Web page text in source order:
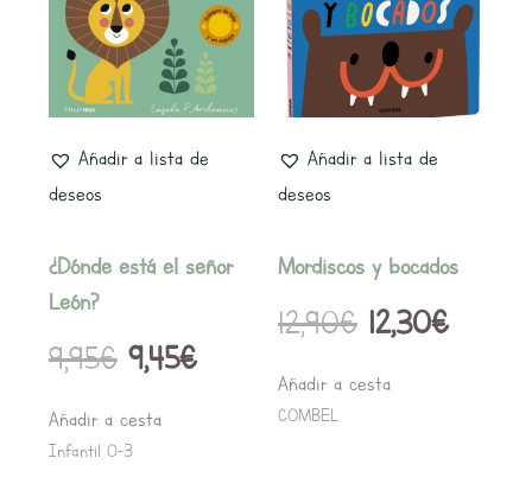
Añadir a lista de
deseos
¿Dónde está el señor
León?
9,95€
original
era:
9,95€.
9,45€
actual
es:
9,45€.
Añadir a cesta
Infantil 0-3
Añadir a lista de
deseos
Mordiscos y bocados
12,90€
original
era:
12,90€.
12,30€
actual
es:
12,30€.
Añadir a cesta
COMBEL